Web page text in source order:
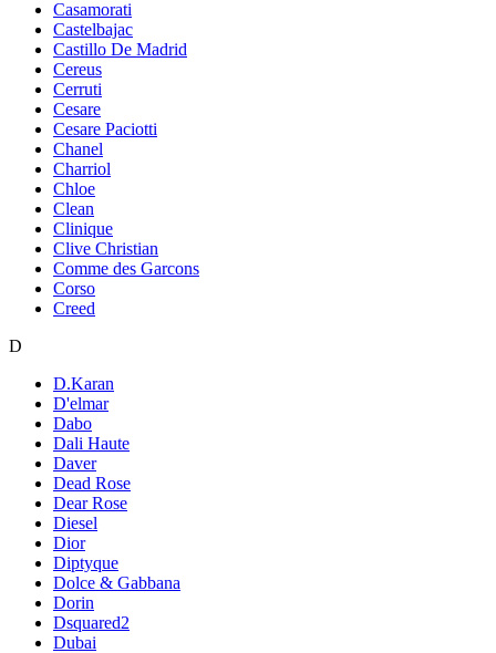
Casamorati
Castelbajac
Castillo De Madrid
Cereus
Cerruti
Cesare
Cesare Paciotti
Chanel
Charriol
Chloe
Clean
Clinique
Clive Christian
Comme des Garcons
Corso
Creed
D
D.Karan
D'elmar
Dabo
Dali Haute
Daver
Dead Rose
Dear Rose
Diesel
Dior
Diptyque
Dolce & Gabbana
Dorin
Dsquared2
Dubai